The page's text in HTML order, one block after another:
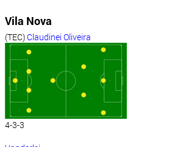
Vila Nova
(TEC) Claudinei Oliveira
4-3-3